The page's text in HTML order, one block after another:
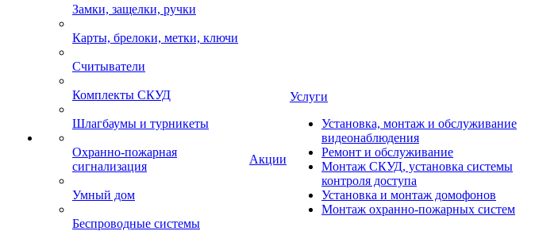
Замки, защелки, ручки
Карты, брелоки, метки, ключи
Считыватели
Комплекты СКУД
Шлагбаумы и турникеты
Охранно-пожарная
сигнализация
Умный дом
Беспроводные системы
Акции
Услуги
Установка, монтаж и обслуживание
видеонаблюдения
Ремонт и обслуживание
Монтаж СКУД, установка системы
контроля доступа
Установка и монтаж домофонов
Монтаж охранно-пожарных систем